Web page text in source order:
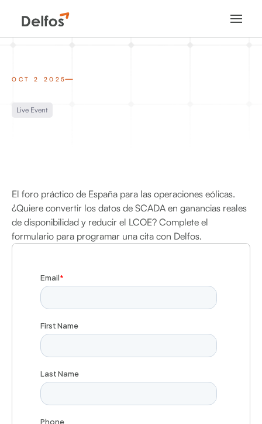
OCT 2 2025
Live Event
El foro práctico de España para las operaciones eólicas.
¿Quiere convertir los datos de SCADA en ganancias reales
de disponibilidad y reducir el LCOE? Complete el
formulario para programar una cita con Delfos.